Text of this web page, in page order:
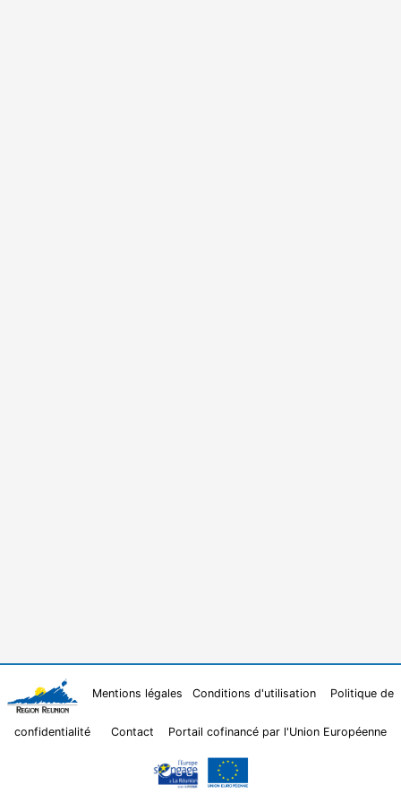
Mentions légales Conditions d'utilisation Politique de
confidentialité Contact Portail cofinancé par l'Union Européenne